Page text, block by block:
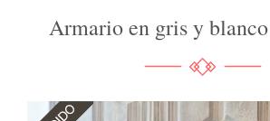
Armario en gris y